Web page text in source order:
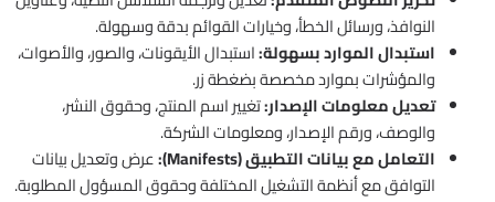
النوافذ، ورسائل الخطأ، وخيارات القوائم بدقة وسهولة.
استبدال الموارد بسهولة:استبدال الأيقونات، والصور، والأصوات،
والمؤشرات بموارد مخصصة بضغطة زر.
تعديل معلومات الإصدار:تغيير اسم المنتج، وحقوق النشر،
والوصف، ورقم الإصدار، ومعلومات الشركة.
التعامل مع بيانات التطبيق (Manifests):
عرض وتعديل بيانات
التوافق مع أنظمة التشغيل المختلفة وحقوق المسؤول المطلوبة.